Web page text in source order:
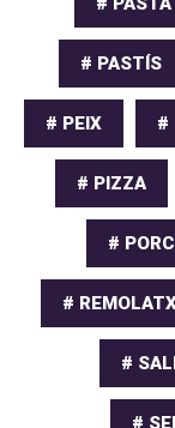
# PASTÍS
# PEIX #
# PIZZA
# PORC
#
#
#